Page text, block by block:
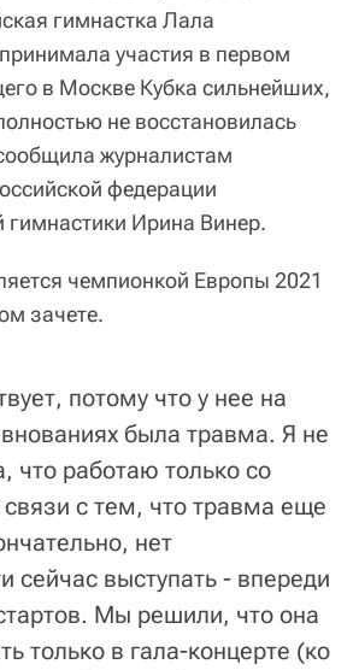
гимнастка Лала
участия в первом
в Москве Кубка сильнейших,
не восстановилась
журналистам
федерации
гимнастики Ирина Винер.
чемпионкой Европы 2021
зачете.
потому что у нее на
была травма. Я не
что работаю только со
с тем, что травма еще
нет
сейчас выступать - впереди
Мы решили, что она
только в гала-концерте (ко